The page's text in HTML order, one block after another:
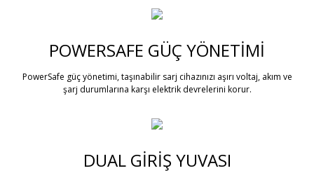
POWERSAFE GÜÇ YÖNETİMİ
PowerSafe güç yönetimi, taşınabilir sarj cihazınızı aşırı voltaj, akım ve
şarj durumlarına karşı elektrik devrelerini korur.
DUAL GİRİŞ YUVASI